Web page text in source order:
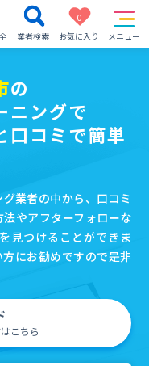
業者検索
0
お気に入り
メニュー
の
ニングで
口コミで簡単
業者の中から、口コミ
やアフターフォローな
見つけることができま
にお勧めですので是非
こちら